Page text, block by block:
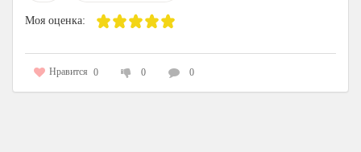
Моя оценка:
Нравится 0 0 0